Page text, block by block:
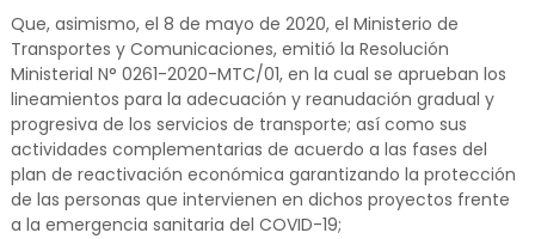
Que, asimismo, el 8 de mayo de 2020, el Ministerio de
Transportes y Comunicaciones, emitió la Resolución
Ministerial N° 0261-2020-MTC/01, en la cual se aprueban los
lineamientos para la adecuación y reanudación gradual y
progresiva de los servicios de transporte; así como sus
actividades complementarias de acuerdo a las fases del
plan de reactivación económica garantizando la protección
de las personas que intervienen en dichos proyectos frente
a la emergencia sanitaria del COVID-19;